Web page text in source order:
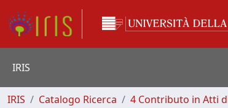
IRIS
IRIS Catalogo Ricerca 4 Contributo in Atti